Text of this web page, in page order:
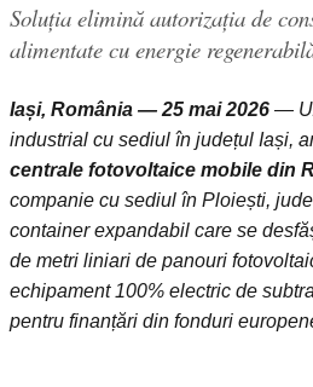
Soluția elimină autorizația de
alimentate cu energie
Iași, România — 25 mai 2026 —
industrial cu sediul în județul Iași,
centrale fotovoltaice mobile din
companie cu sediul în Ploiești,
container expandabil care se
de metri liniari de panouri
echipament 100% electric de
pentru finanțări din fonduri